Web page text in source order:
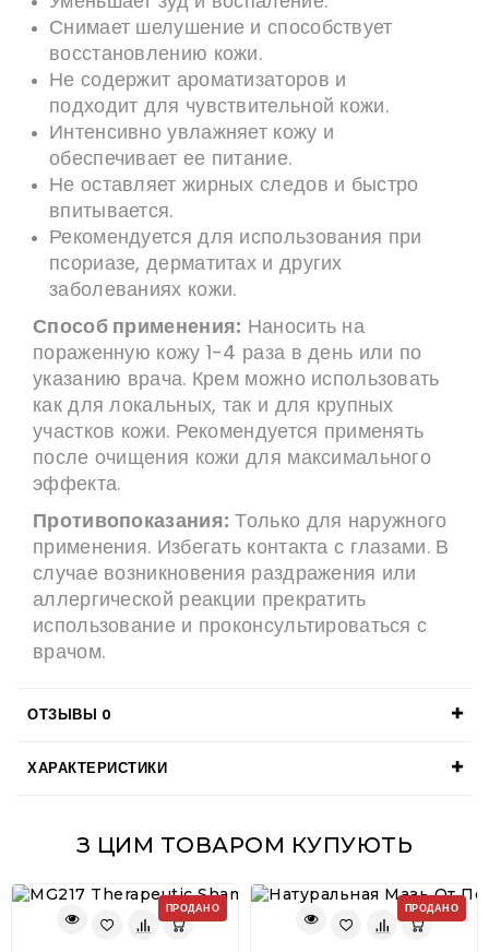
Снимает шелушение и способствует
восстановлению кожи.
Не содержит ароматизаторов и
подходит для чувствительной кожи.
Интенсивно увлажняет кожу и
обеспечивает ее питание.
Не оставляет жирных следов и быстро
впитывается.
Рекомендуется для использования при
псориазе, дерматитах и других
заболеваниях кожи.
Способ применения: Наносить на
пораженную кожу 1-4 раза в день или по
указанию врача. Крем можно использовать
как для локальных, так и для крупных
участков кожи. Рекомендуется применять
после очищения кожи для максимального
эффекта.
Противопоказания: Только для наружного
применения. Избегать контакта с глазами. В
случае возникновения раздражения или
аллергической реакции прекратить
использование и проконсультироваться с
врачом.
ОТЗЫВЫ 0
ХАРАКТЕРИСТИКИ
З ЦИМ ТОВАРОМ КУПУЮТЬ
ПРОДАНО ПРОДАНО